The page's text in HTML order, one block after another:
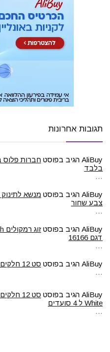
תגובות אחרונות
AliBuy הגיב בפוסט
בלבד
…
AliBuy הגיב בפוסט
צבע שחור
…
AliBuy הגיב בפוסט
דגם 16166
…
AliBuy הגיב בפוסט סט 12 חלקים Corelle Bella Faenza
…
AliBuy הגיב בפוסט
White ל 4 סועדים
…